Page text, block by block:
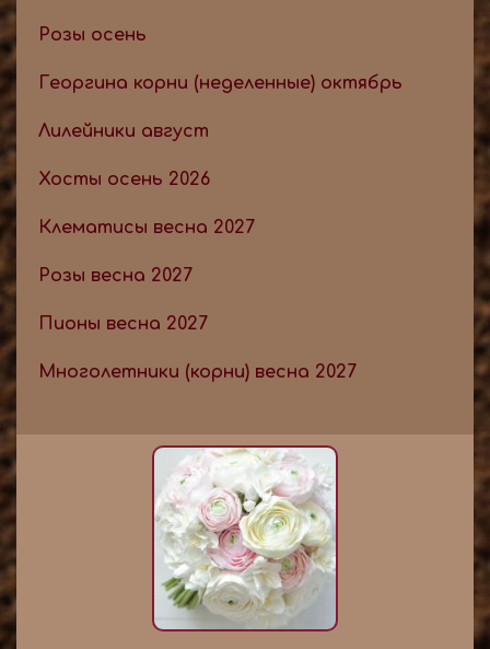
Розы осень
Георгина корни (неделенные) октябрь
Лилейники август
Хосты осень 2026
Клематисы весна 2027
Розы весна 2027
Пионы весна 2027
Многолетники (корни) весна 2027